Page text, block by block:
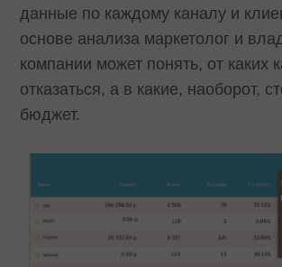
данные по каждому каналу и
основе анализа маркетолог и
компании может понять, от каких
отказаться, а в какие, наоборот,
бюджет.